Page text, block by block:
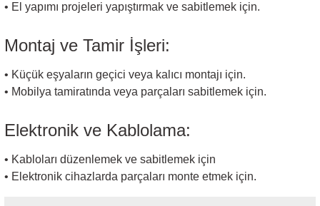
• El yapımı projeleri yapıştırmak ve sabitlemek için.
Montaj ve Tamir İşleri:
• Küçük eşyaların geçici veya kalıcı montajı için.
• Mobilya tamiratında veya parçaları sabitlemek için.
Elektronik ve Kablolama:
• Kabloları düzenlemek ve sabitlemek için
• Elektronik cihazlarda parçaları monte etmek için.